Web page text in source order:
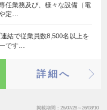
任業務及び、様々な設備（電
定…
結で従業員数8,500名以上を
です…
詳細へ
掲載期間 26/07/28～26/08/10